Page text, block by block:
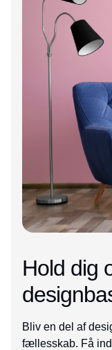
Hold dig
Bliv en del af
fællesskab. Få